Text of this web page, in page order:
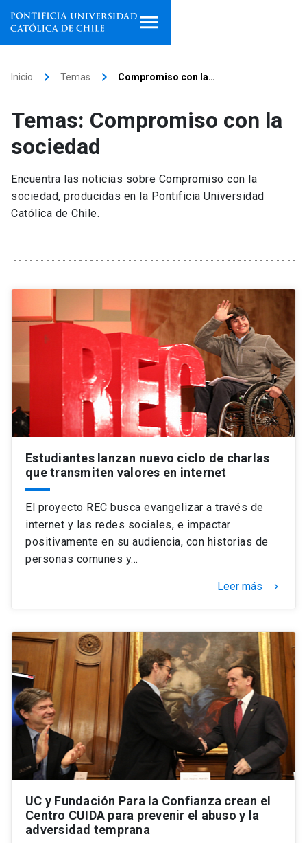
Facultades, escuelas e
institutos
Investigación
Internacionalización
Universidad
Información para keyboard_arrow_down
Futuros estudiantes
Estudiantes
Académicos
Personal
Alumni launch
Padres y familia
Go to english site launch
ACCESOS DIRECTOS
Mi Cuenta UC launch
Correo UC launch
Mi Portal UC launch
Inicio keyboard_arrow_right Temas keyboard_arrow_right Compromiso con la…
Temas: Compromiso con la
sociedad
Encuentra las noticias sobre Compromiso con la
sociedad, producidas en la Pontificia Universidad
Católica de Chile.
Estudiantes lanzan nuevo ciclo de charlas
que transmiten valores en internet
El proyecto REC busca evangelizar a través de
internet y las redes sociales, e impactar
positivamente en su audiencia, con historias de
personas comunes y…
Leer más keyboard_arrow_right
UC y Fundación Para la Confianza crean el
Centro CUIDA para prevenir el abuso y la
adversidad temprana